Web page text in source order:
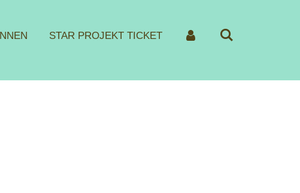
STAR PROJEKT TICKET